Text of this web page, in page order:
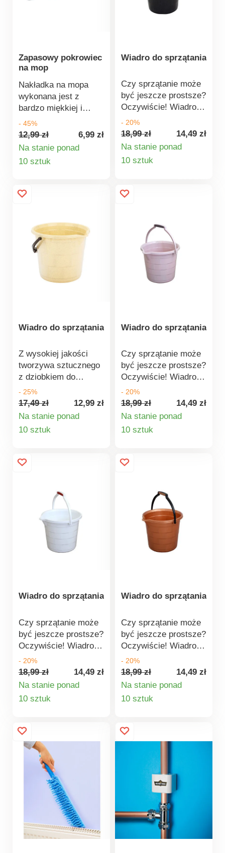
Zapasowy pokrowiec
na mop
Nakładka na mopa
wykonana jest z
bardzo miękkiej i
delikatnej mikrofibry.
Można ją łatwo
zakładać, zdejmować i
prać. Mocowana do
mopa za pomocą
bardzo łagodny dla
wszystkich rodzajów
mikrofibra Wymiary:
32 x 12 x 10 cm
- 45%
12,99 zł
6,99 zł
Na stanie ponad
10 sztuk
Wiadro do sprzątania
Czy sprzątanie może
być jeszcze prostsze?
Oczywiście! Wiadro
wykonane z wysokiej
jakości elastycznego
tworzywa sztucznego
z dziubkiem do
wylewania ułatwi
części znajduje się
rączka, która idealnie
szczególnie przy
wylewaniu zawartości
wiadra.
- 20%
18,99 zł
14,49 zł
Na stanie ponad
10 sztuk
Wiadro do sprzątania
Z wysokiej jakości
tworzywa sztucznego
z dziobkiem do
wylewania. W dolnej
części znajduje się
rączka, która idealnie
sprawdzi się
szczególnie przy
wiadra. Z
wytrzymałego i
tworzywa sztucznego.
Wymiary: 31,5 x 30 x
25 cm. Pojemność 9 l.
- 25%
17,49 zł
12,99 zł
Na stanie ponad
10 sztuk
Wiadro do sprzątania
Czy sprzątanie może
być jeszcze prostsze?
Oczywiście! Wiadro
wykonane z wysokiej
jakości elastycznego
tworzywa sztucznego
z dziubkiem do
wylewania ułatwi
części znajduje się
rączka, która idealnie
szczególnie przy
wylewaniu zawartości
wiadra.
- 20%
18,99 zł
14,49 zł
Na stanie ponad
10 sztuk
Wiadro do sprzątania
Czy sprzątanie może
być jeszcze prostsze?
Oczywiście! Wiadro
wykonane z wysokiej
jakości elastycznego
tworzywa sztucznego
z dziubkiem do
wylewania ułatwi
części znajduje się
rączka, która idealnie
sprawdzi się
szczególnie przy
wylewaniu zawartości
- 20%
18,99 zł
14,49 zł
Na stanie ponad
10 sztuk
Wiadro do sprzątania
Czy sprzątanie może
być jeszcze prostsze?
Oczywiście! Wiadro
wykonane z wysokiej
jakości elastycznego
tworzywa sztucznego
z dziubkiem do
wylewania ułatwi
części znajduje się
rączka, która idealnie
szczególnie przy
wylewaniu zawartości
- 20%
18,99 zł
14,49 zł
Na stanie ponad
10 sztuk